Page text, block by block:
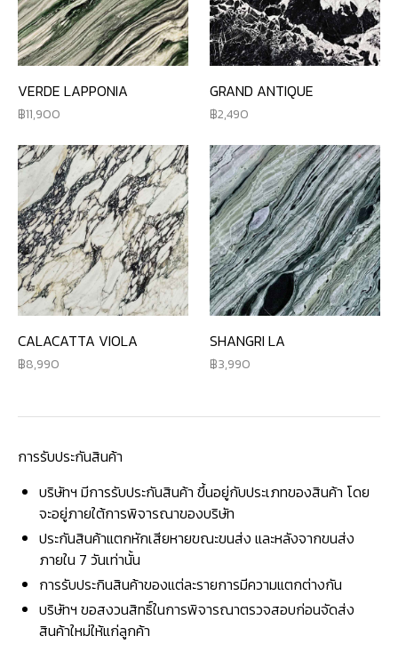
VERDE LAPPONIA
11,900
GRAND ANTIQUE
2,490
CALACATTA VIOLA
8,990
SHANGRI LA
3,990
การรับประกันสินค้า
บริษัทฯ มีการรับประกันสินค้า ขึ้นอยู่กับประเภทของสินค้า โดย
จะอยู่ภายใต้การพิจารณาของบริษัท
ประกันสินค้าแตกหักเสียหายขณะขนส่ง และหลังจากขนส่ง
ภายใน 7 วันเท่านั้น
การรับประกินสินค้าของแต่ละรายการมีความแตกต่างกัน
บริษัทฯ ขอสงวนสิทธิ์ในการพิจารณาตรวจสอบก่อนจัดส่ง
สินค้าใหม่ให้แก่ลูกค้า